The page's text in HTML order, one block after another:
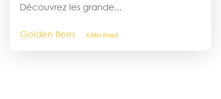
Découvrez les grande...
Golden Bees 6 Min Read